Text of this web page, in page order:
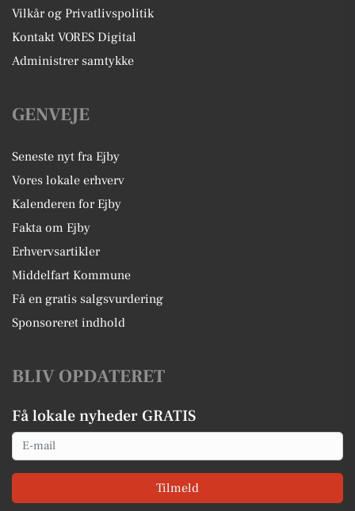
Vilkår og Privatlivspolitik
Kontakt VORES Digital
Administrer samtykke
GENVEJE
Seneste nyt fra Ejby
Vores lokale erhverv
Kalenderen for Ejby
Fakta om Ejby
Erhvervsartikler
Middelfart Kommune
Få en gratis salgsvurdering
Sponsoreret indhold
BLIV OPDATERET
Få lokale nyheder GRATIS
Email
Tilmeld